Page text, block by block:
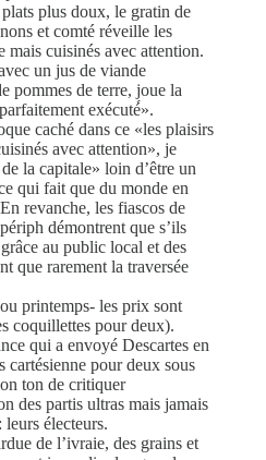
plus doux, le gratin de
et comté réveille les
mais cuisinés avec attention.
un jus de viande
pommes de terre, joue la
exécuté́».
caché dans ce «les plaisirs
avec attention», je
la capitale» loin d’être un
qui fait que du monde en
revanche, les fiascos de
démontrent que s’ils
au public local et des
que rarement la traversée
printemps- les prix sont
coquillettes pour deux).
qui a envoyé Descartes en
cartésienne pour deux sous
ton de critiquer
des partis ultras mais jamais
électeurs.
de l’ivraie, des grains et